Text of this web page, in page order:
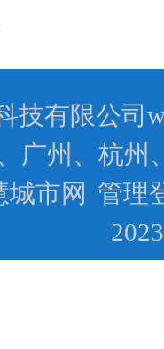
技有限公司
广州、杭州
城市网 管理